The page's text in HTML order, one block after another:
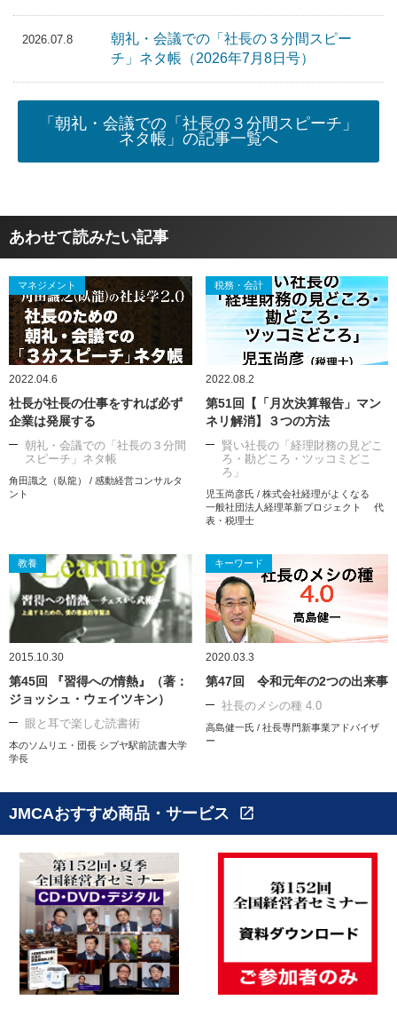
2026.07.8
朝礼・会議での「社長の３分間スピー
チ」ネタ帳（2026年7月8日号）
「朝礼・会議での「社長の３分間スピーチ」
ネタ帳」の記事一覧へ
あわせて読みたい記事
マネジメント
2022.04.6
社長が社長の仕事をすれば必ず
企業は発展する
朝礼・会議での「社長の３分間
スピーチ」ネタ帳
角田識之（臥龍） / 感動経営コンサルタ
ント
税務・会計
2022.08.2
第51回【「月次決算報告」マン
ネリ解消】３つの方法
賢い社長の「経理財務の見どこ
ろ・勘どころ・ツッコミどこ
ろ」
児玉尚彦氏 / 株式会社経理がよくなる
一般社団法人経理革新プロジェクト 代
表・税理士
教養
2015.10.30
第45回 『習得への情熱』（著：
ジョッシュ・ウェイツキン）
眼と耳で楽しむ読書術
本のソムリエ・団長 シブヤ駅前読書大学
学長
キーワード
2020.03.3
第47回 令和元年の2つの出来事
社長のメシの種 4.0
高島健一氏 / 社長専門新事業アドバイザ
ー
JMCAおすすめ商品・サービス open_in_new